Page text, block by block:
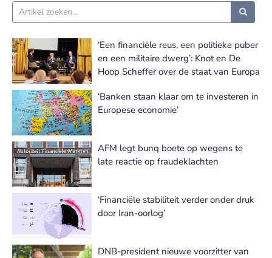
‘Een financiële reus, een politieke puber
en een militaire dwerg’: Knot en De
Hoop Scheffer over de staat van Europa
‘Banken staan klaar om te investeren in
Europese economie’
AFM legt bunq boete op wegens te
late reactie op fraudeklachten
‘Financiële stabiliteit verder onder druk
door Iran-oorlog’
DNB-president nieuwe voorzitter van